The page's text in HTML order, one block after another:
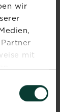
wir
mit